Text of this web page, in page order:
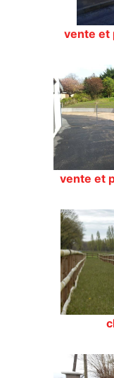
vente et
vente et